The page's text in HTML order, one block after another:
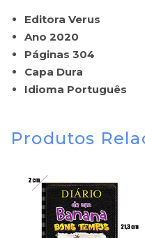
Editora Verus
Ano 2020
Páginas 304
Capa Dura
Idioma Português
Produtos